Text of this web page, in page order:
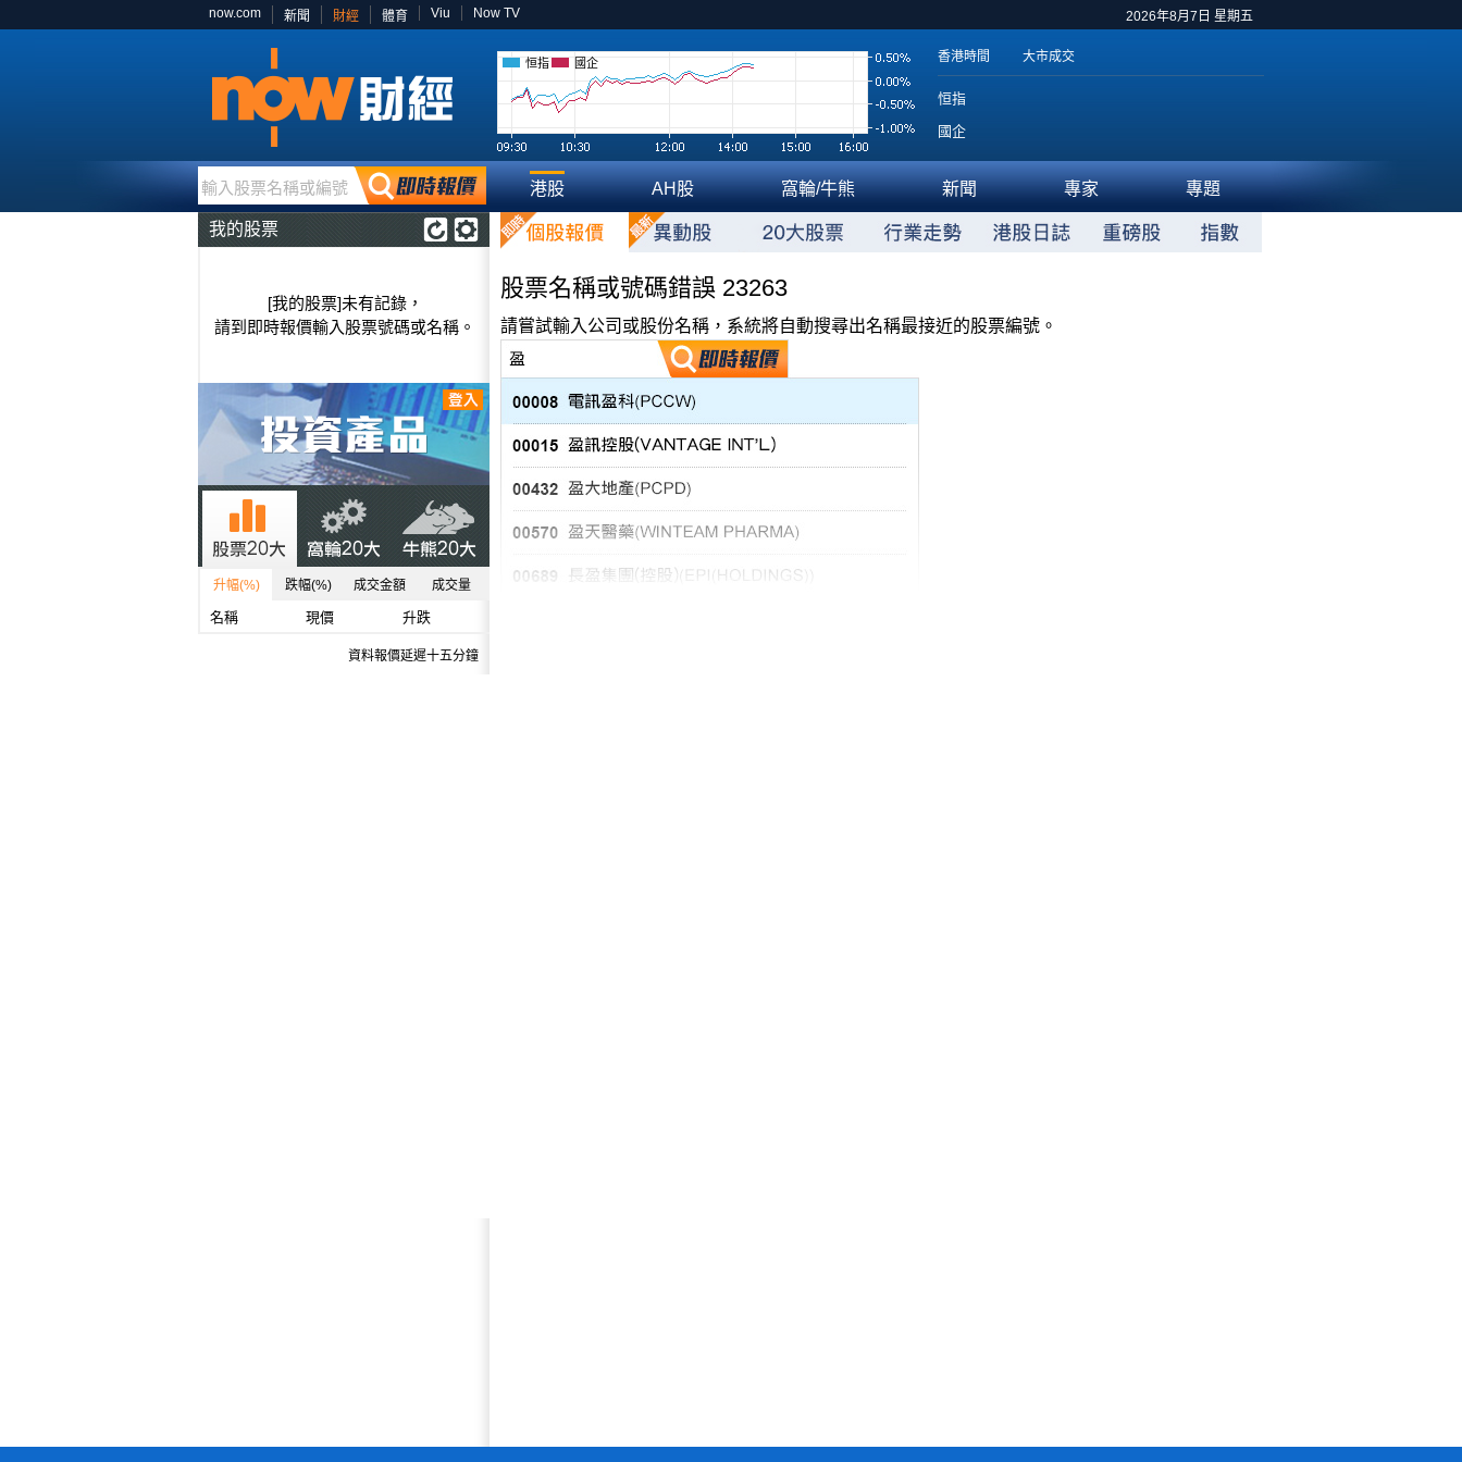
2026年8月7日 星期五
now.com 新聞 財經 體育 Viu Now TV
恒指 國企 香港時間 大市成交
恒指
國企
輸入股票名稱或編號 港股 AH股 窩輪/牛熊 新聞 專家 專題
我的股票
[我的股票]未有記錄，
請到即時報價輸入股票號碼或名稱。
升幅(%) 跌幅(%) 成交金額 成交量
名稱 現價 升跌
資料報價延遲十五分鐘
股票名稱或號碼錯誤 23263
請嘗試輸入公司或股份名稱，系統將自動搜尋出名稱最接近的股票編號。